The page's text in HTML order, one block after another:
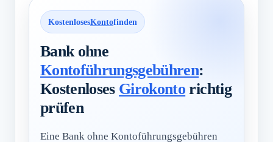
KostenlosesKontofinden
Bank ohne
Kontoführungsgebühren:
Kostenloses Girokonto richtig
prüfen
Eine Bank ohne Kontoführungsgebühren